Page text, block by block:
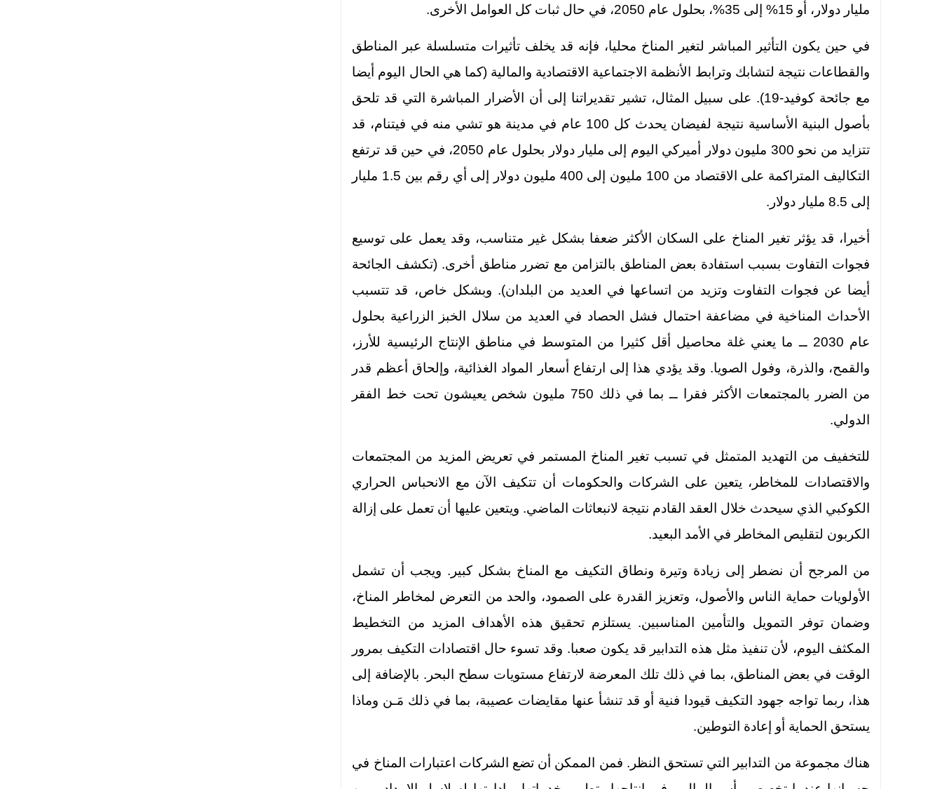
مليار دولار، أو 15% إلى 35%، بحلول عام 2050، في حال ثبات كل العوامل الأخرى.
في حين يكون التأثير المباشر لتغير المناخ محليا، فإنه قد يخلف تأثيرات متسلسلة عبر المناطق
والقطاعات نتيجة لتشابك وترابط الأنظمة الاجتماعية الاقتصادية والمالية (كما هي الحال اليوم أيضا
مع جائحة كوفيد-19). على سبيل المثال، تشير تقديراتنا إلى أن الأضرار المباشرة التي قد تلحق
بأصول البنية الأساسية نتيجة لفيضان يحدث كل 100 عام في مدينة هو تشي منه في فيتنام، قد
تتزايد من نحو 300 مليون دولار أميركي اليوم إلى مليار دولار بحلول عام 2050، في حين قد ترتفع
التكاليف المتراكمة على الاقتصاد من 100 مليون إلى 400 مليون دولار إلى أي رقم بين 1.5 مليار
إلى 8.5 مليار دولار.
أخيرا، قد يؤثر تغير المناخ على السكان الأكثر ضعفا بشكل غير متناسب، وقد يعمل على توسيع
فجوات التفاوت بسبب استفادة بعض المناطق بالتزامن مع تضرر مناطق أخرى. (تكشف الجائحة
أيضا عن فجوات التفاوت وتزيد من اتساعها في العديد من البلدان). وبشكل خاص، قد تتسبب
الأحداث المناخية في مضاعفة احتمال فشل الحصاد في العديد من سلال الخبز الزراعية بحلول
عام 2030 ــ ما يعني غلة محاصيل أقل كثيرا من المتوسط في مناطق الإنتاج الرئيسية للأرز،
والقمح، والذرة، وفول الصويا. وقد يؤدي هذا إلى ارتفاع أسعار المواد الغذائية، وإلحاق أعظم قدر
من الضرر بالمجتمعات الأكثر فقرا ــ بما في ذلك 750 مليون شخص يعيشون تحت خط الفقر
الدولي.
للتخفيف من التهديد المتمثل في تسبب تغير المناخ المستمر في تعريض المزيد من المجتمعات
والاقتصادات للمخاطر، يتعين على الشركات والحكومات أن تتكيف الآن مع الانحباس الحراري
الكوكبي الذي سيحدث خلال العقد القادم نتيجة لانبعاثات الماضي. ويتعين عليها أن تعمل على إزالة
الكربون لتقليص المخاطر في الأمد البعيد.
من المرجح أن نضطر إلى زيادة وتيرة ونطاق التكيف مع المناخ بشكل كبير. ويجب أن تشمل
الأولويات حماية الناس والأصول، وتعزيز القدرة على الصمود، والحد من التعرض لمخاطر المناخ،
وضمان توفر التمويل والتأمين المناسبين. يستلزم تحقيق هذه الأهداف المزيد من التخطيط
المكثف اليوم، لأن تنفيذ مثل هذه التدابير قد يكون صعبا. وقد تسوء حال اقتصادات التكيف بمرور
الوقت في بعض المناطق، بما في ذلك تلك المعرضة لارتفاع مستويات سطح البحر. بالإضافة إلى
هذا، ربما تواجه جهود التكيف قيودا فنية أو قد تنشأ عنها مقايضات عصيبة، بما في ذلك مَـن وماذا
يستحق الحماية أو إعادة التوطين.
هناك مجموعة من التدابير التي تستحق النظر. فمن الممكن أن تضع الشركات اعتبارات المناخ في